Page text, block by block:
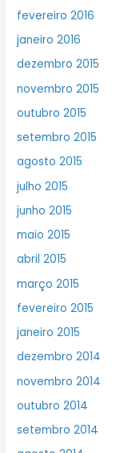
fevereiro 2016
janeiro 2016
dezembro 2015
novembro 2015
outubro 2015
setembro 2015
agosto 2015
julho 2015
junho 2015
maio 2015
abril 2015
março 2015
fevereiro 2015
janeiro 2015
dezembro 2014
novembro 2014
outubro 2014
setembro 2014